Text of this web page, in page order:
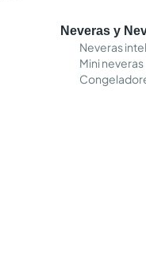
Neveras y
Neveras
Mini neveras